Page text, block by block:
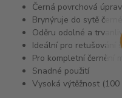
Černá povrchová
Brynýruje do sytě černé
Oděru odolné a
Ideální pro retušování
Pro kompletní černění
Snadné použití
Vysoká výtěžnost (100